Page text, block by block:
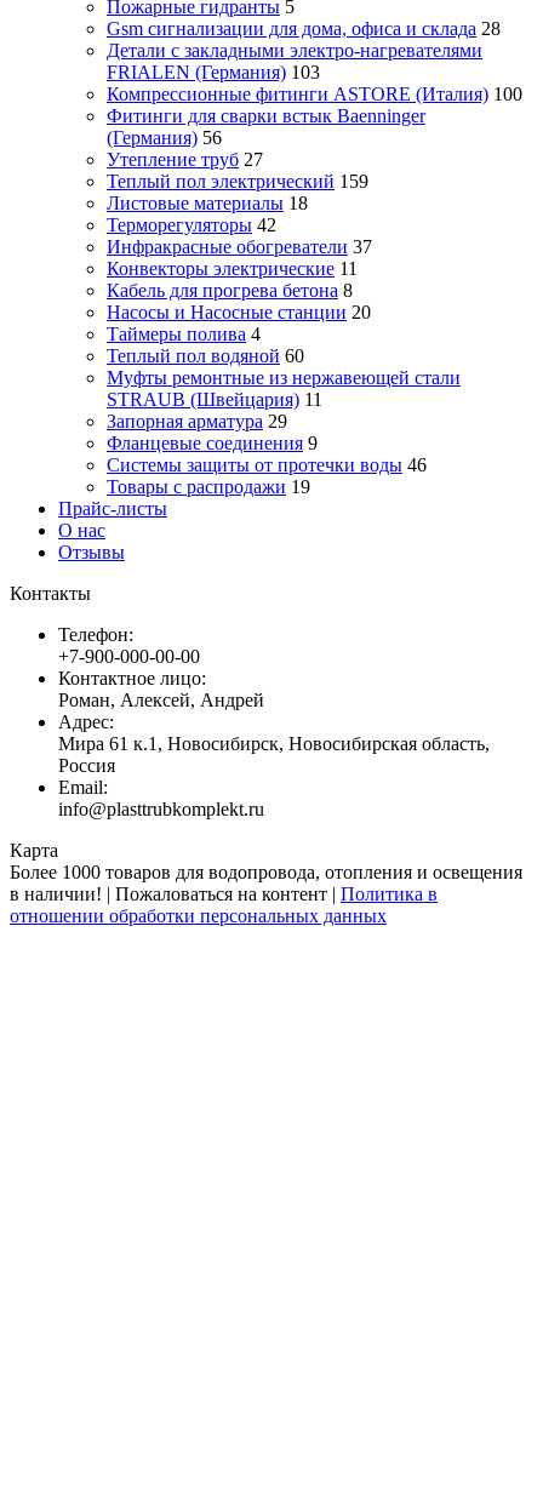
Пожарные гидранты 5
Gsm сигнализации для дома, офиса и склада 28
Детали с закладными электро-нагревателями
FRIALEN (Германия) 103
Компрессионные фитинги ASTORE (Италия) 100
Фитинги для сварки встык Baenninger
(Германия) 56
Утепление труб 27
Теплый пол электрический 159
Листовые материалы 18
Терморегуляторы 42
Инфракрасные обогреватели 37
Конвекторы электрические 11
Кабель для прогрева бетона 8
Насосы и Насосные станции 20
Таймеры полива 4
Теплый пол водяной 60
Муфты ремонтные из нержавеющей стали
STRAUB (Швейцария) 11
Запорная арматура 29
Фланцевые соединения 9
Системы защиты от протечки воды 46
Товары с распродажи 19
Прайс-листы
О нас
Отзывы
Контакты
Телефон:
+7-900-000-00-00
Контактное лицо:
Роман, Алексей, Андрей
Адрес:
Мира 61 к.1, Новосибирск, Новосибирская область,
Россия
Email:
info@plasttrubkomplekt.ru
Карта
Более 1000 товаров для водопровода, отопления и освещения
в наличии! | Пожаловаться на контент | Политика в
отношении обработки персональных данных